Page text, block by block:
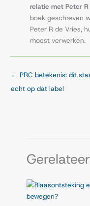
relatie met Peter R
boek geschreven
Peter R de Vries,
moest verwerken.
← PRC betekenis: dit
echt op dat label